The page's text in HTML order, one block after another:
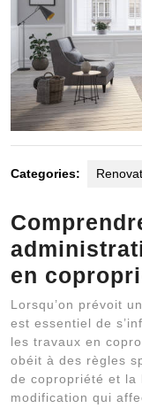
Categories:
en
Lorsqu’on prévoit
est essentiel de
les travaux en
obéit à des règles
de copropriété et la
modification qui